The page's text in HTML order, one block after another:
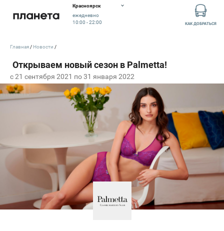
Красноярск
ежедневно
10:00 - 22:00
КАК ДОБРАТЬСЯ
c 21 сентября 2021 по 31 января 2022
Главная Новости